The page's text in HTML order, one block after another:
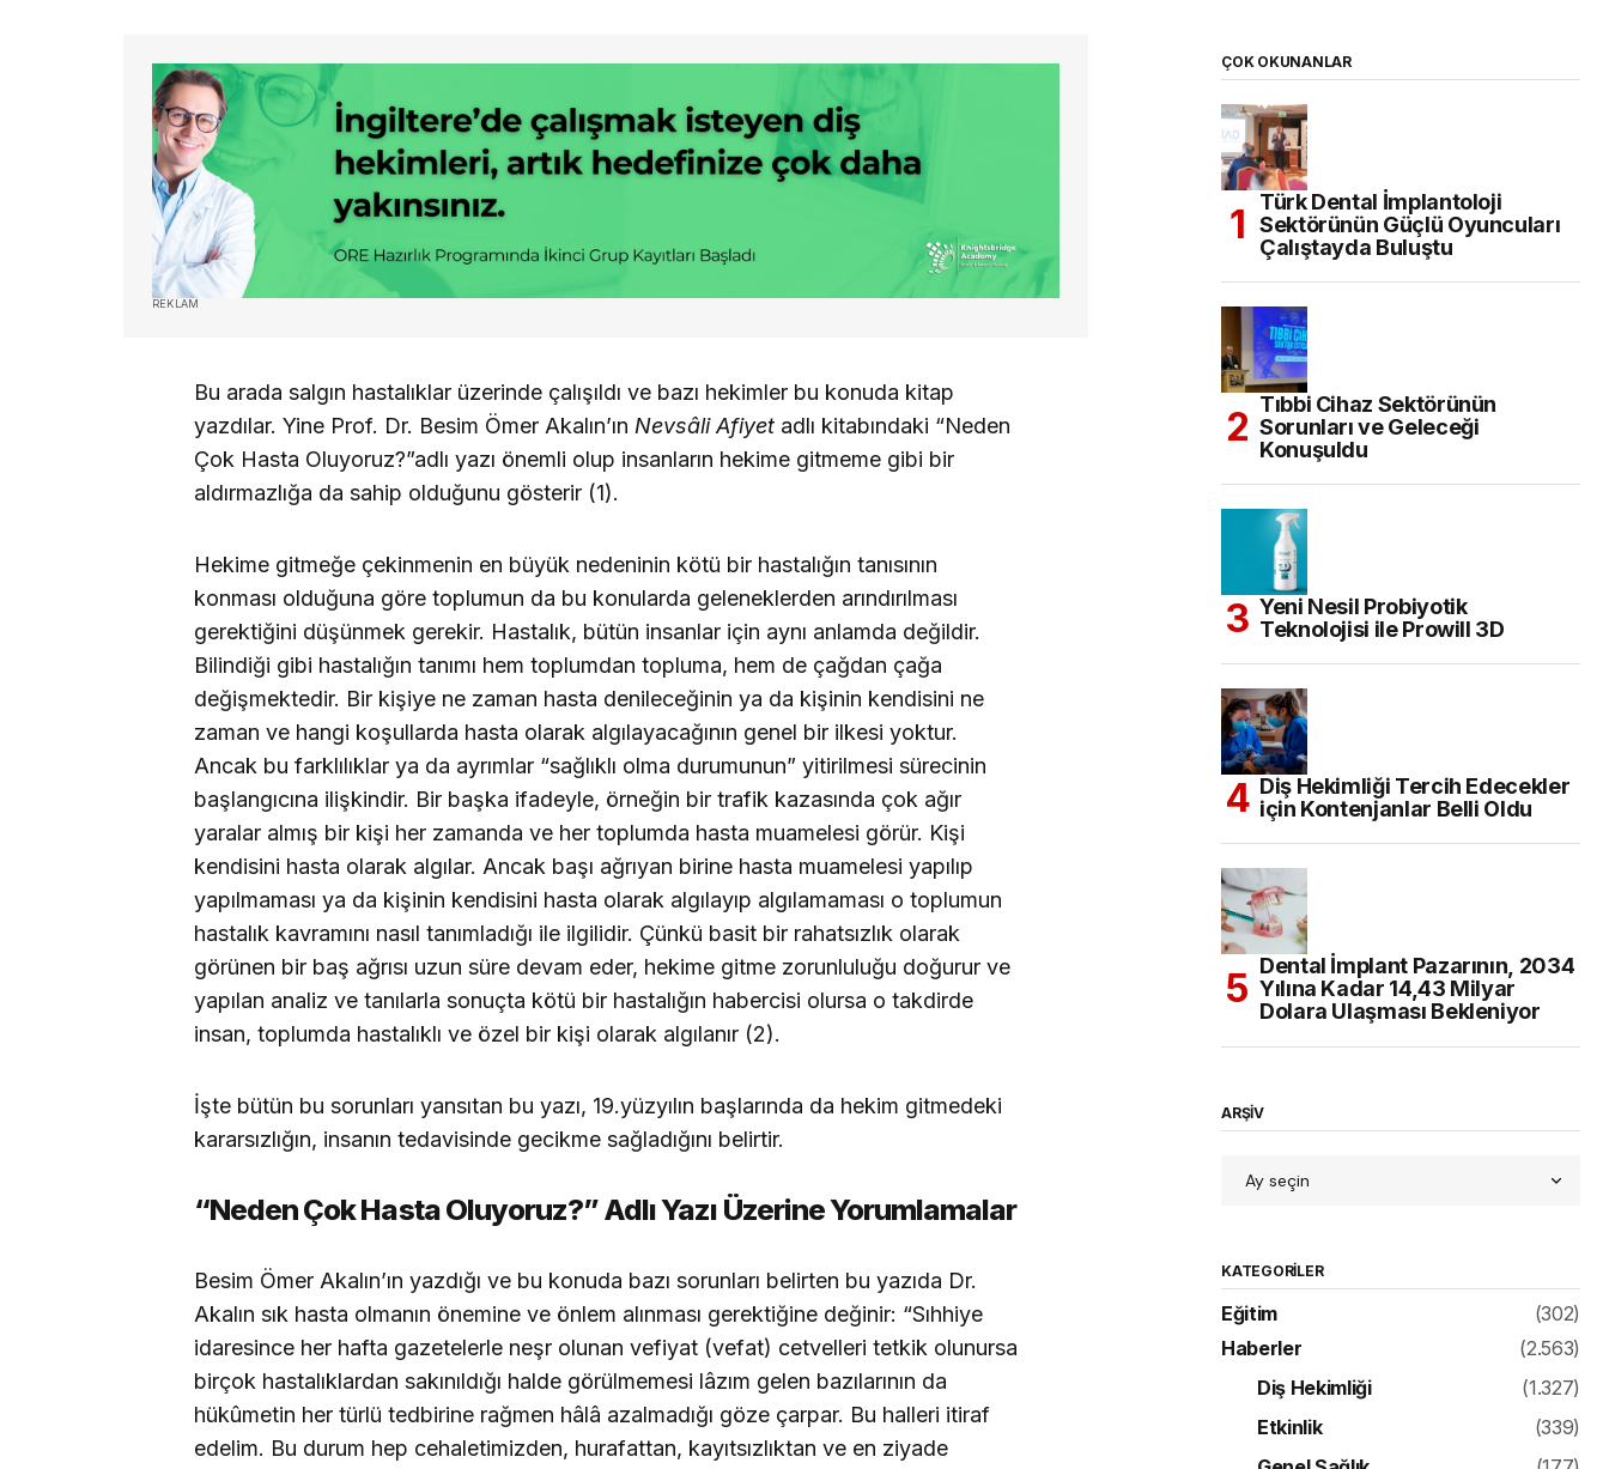
REKLAM
Bu arada salgın hastalıklar üzerinde çalışıldı ve bazı hekimler bu konuda kitap
yazdılar. Yine Prof. Dr. Besim Ömer Akalın’ın Nevsâli Afiyet adlı kitabındaki “Neden
Çok Hasta Oluyoruz?”adlı yazı önemli olup insanların hekime gitmeme gibi bir
aldırmazlığa da sahip olduğunu gösterir (1).
Hekime gitmeğe çekinmenin en büyük nedeninin kötü bir hastalığın tanısının
konması olduğuna göre toplumun da bu konularda geleneklerden arındırılması
gerektiğini düşünmek gerekir. Hastalık, bütün insanlar için aynı anlamda değildir.
Bilindiği gibi hastalığın tanımı hem toplumdan topluma, hem de çağdan çağa
değişmektedir. Bir kişiye ne zaman hasta denileceğinin ya da kişinin kendisini ne
zaman ve hangi koşullarda hasta olarak algılayacağının genel bir ilkesi yoktur.
Ancak bu farklılıklar ya da ayrımlar “sağlıklı olma durumunun” yitirilmesi sürecinin
başlangıcına ilişkindir. Bir başka ifadeyle, örneğin bir trafik kazasında çok ağır
yaralar almış bir kişi her zamanda ve her toplumda hasta muamelesi görür. Kişi
kendisini hasta olarak algılar. Ancak başı ağrıyan birine hasta muamelesi yapılıp
yapılmaması ya da kişinin kendisini hasta olarak algılayıp algılamaması o toplumun
hastalık kavramını nasıl tanımladığı ile ilgilidir. Çünkü basit bir rahatsızlık olarak
görünen bir baş ağrısı uzun süre devam eder, hekime gitme zorunluluğu doğurur ve
yapılan analiz ve tanılarla sonuçta kötü bir hastalığın habercisi olursa o takdirde
insan, toplumda hastalıklı ve özel bir kişi olarak algılanır (2).
İşte bütün bu sorunları yansıtan bu yazı, 19.yüzyılın başlarında da hekim gitmedeki
kararsızlığın, insanın tedavisinde gecikme sağladığını belirtir.
“Neden Çok Hasta Oluyoruz?” Adlı Yazı Üzerine Yorumlamalar
Besim Ömer Akalın’ın yazdığı ve bu konuda bazı sorunları belirten bu yazıda Dr.
Akalın sık hasta olmanın önemine ve önlem alınması gerektiğine değinir: “Sıhhiye
idaresince her hafta gazetelerle neşr olunan vefiyat (vefat) cetvelleri tetkik olunursa
birçok hastalıklardan sakınıldığı halde görülmemesi lâzım gelen bazılarının da
hükûmetin her türlü tedbirine rağmen hâlâ azalmadığı göze çarpar. Bu halleri itiraf
edelim. Bu durum hep cehaletimizden, hurafattan, kayıtsızlıktan ve en ziyade
ÇOK OKUNANLAR
Türk Dental İmplantoloji
Sektörünün Güçlü Oyuncuları
Çalıştayda Buluştu
Tıbbi Cihaz Sektörünün
Sorunları ve Geleceği
Konuşuldu
Yeni Nesil Probiyotik
Teknolojisi ile Prowill 3D
Diş Hekimliği Tercih Edecekler
için Kontenjanlar Belli Oldu
Dental İmplant Pazarının, 2034
Yılına Kadar 14,43 Milyar
Dolara Ulaşması Bekleniyor
ARŞİV
KATEGORILER
Eğitim
(302)
Haberler
(2.563)
Diş Hekimliği
(1.327)
Etkinlik
(339)